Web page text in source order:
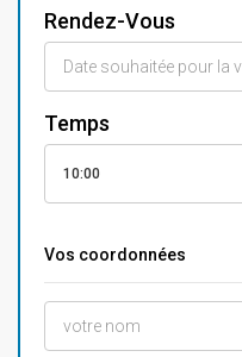
Rendez-Vous
Temps
10:00
Vos coordonnées